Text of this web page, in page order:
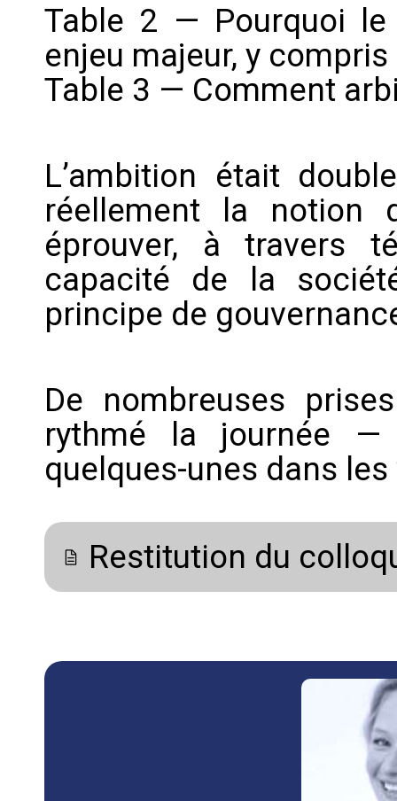
Table 2 — Pourquoi
enjeu majeur, y compris
Table 3 — Comment
L’ambition était
réellement la notion
éprouver, à travers
capacité de la
principe de
De nombreuses
rythmé la journée —
quelques-unes dans
Restitution du